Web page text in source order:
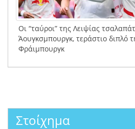
Οι “ταύροι” της Λειψίας
Άουγκσμπουργκ, τεράστιο διπλό
Φράιμπουργκ
Στοίχημα